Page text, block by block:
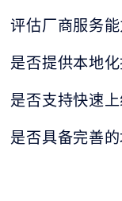
评估厂商服务
是否提供本地化
是否支持快速上
是否具备完善的